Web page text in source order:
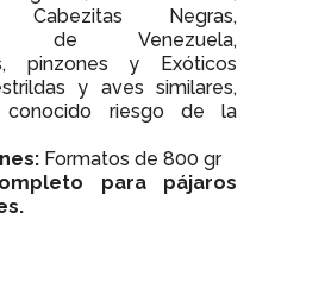
Cabezitas Negras,
de Venezuela,
pinzones y Exóticos
y aves similares,
riesgo de la
Formatos de 800 gr
para pájaros